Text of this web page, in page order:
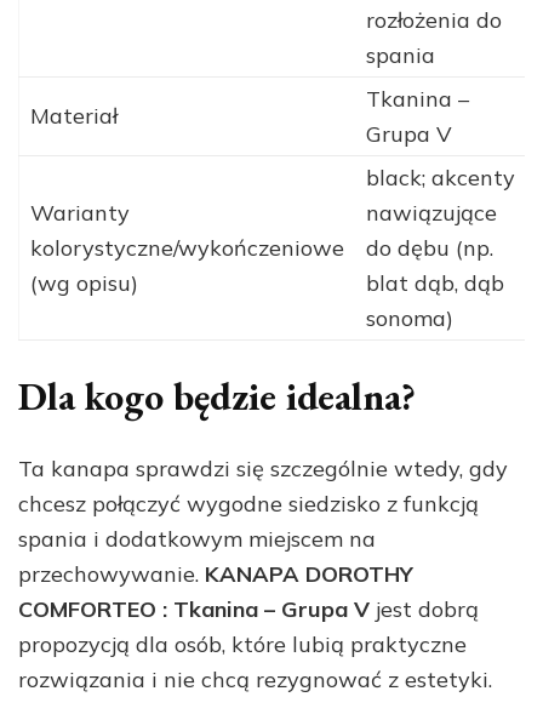
rozłożenia do
spania
Materiał
Tkanina –
Grupa V
Warianty
kolorystyczne/wykończeniowe
(wg opisu)
black; akcenty
nawiązujące
do dębu (np.
blat dąb, dąb
sonoma)
Dla kogo będzie idealna?
Ta kanapa sprawdzi się szczególnie wtedy, gdy
chcesz połączyć wygodne siedzisko z funkcją
spania i dodatkowym miejscem na
przechowywanie. KANAPA DOROTHY
COMFORTEO : Tkanina – Grupa V jest dobrą
propozycją dla osób, które lubią praktyczne
rozwiązania i nie chcą rezygnować z estetyki.